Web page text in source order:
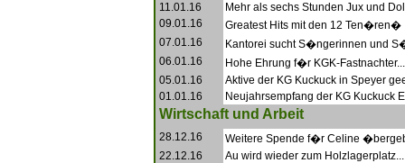
11.01.16
Mehr als sechs Stunden Jux und
09.01.16
Greatest Hits mit den 12 Ten�ren�
07.01.16
Kantorei sucht S�ngerinnen und
06.01.16
Hohe Ehrung f�r KGK-Fastnachter...
05.01.16
Aktive der KG Kuckuck in Speyer
01.01.16
Neujahrsempfang der KG Kuckuck
Wirtschaft und Arbeit
28.12.16
Weitere Spende f�r Celine
22.12.16
Au wird wieder zum Holzlagerplatz...